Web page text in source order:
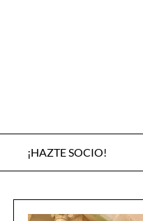
¡HAZTE SOCIO!